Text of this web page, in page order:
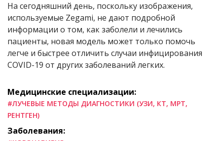
На сегодняшний день, поскольку изображения,
используемые Zegami, не дают подробной
информации о том, как заболели и лечились
пациенты, новая модель может только помочь
легче и быстрее отличить случаи инфицирования
COVID-19 от других заболеваний легких.
Медицинские специализации:
#ЛУЧЕВЫЕ МЕТОДЫ ДИАГНОСТИКИ (УЗИ, КТ, МРТ,
РЕНТГЕН)
Заболевания: